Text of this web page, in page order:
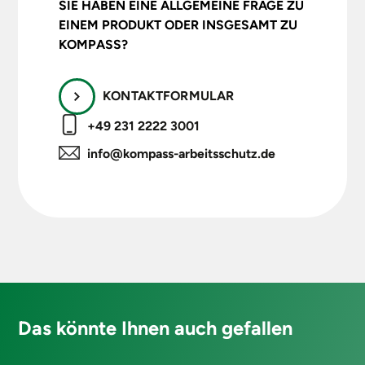
Laos oder Vietnam,
Genäht in einer
Produktion mit
gute und sichere
Arbeitnehmer- und
Transportiert von
Beförderung in
maximaler
Raumausnutzung,
SIE HABEN EINE ALLGEMEINE FRAGE ZU
EINEM PRODUKT ODER INSGESAMT ZU
KOMPASS?
KONTAKTFORMULAR
+49 231 2222 3001
info@kompass-arbeitsschutz.de
Das könnte Ihnen auch gefallen